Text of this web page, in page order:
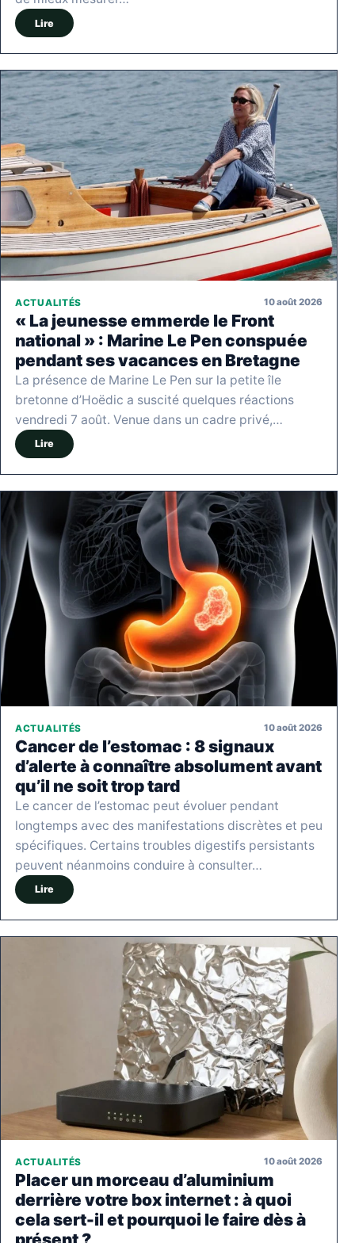
Lire
ACTUALITÉS 10 août 2026
« La jeunesse emmerde le Front
national » : Marine Le Pen conspuée
pendant ses vacances en Bretagne
La présence de Marine Le Pen sur la petite île
bretonne d’Hoëdic a suscité quelques réactions
vendredi 7 août. Venue dans un cadre privé,…
Lire
ACTUALITÉS 10 août 2026
Cancer de l’estomac : 8 signaux
d’alerte à connaître absolument avant
qu’il ne soit trop tard
Le cancer de l’estomac peut évoluer pendant
longtemps avec des manifestations discrètes et peu
spécifiques. Certains troubles digestifs persistants
peuvent néanmoins conduire à consulter…
Lire
ACTUALITÉS 10 août 2026
Placer un morceau d’aluminium
derrière votre box internet : à quoi
cela sert-il et pourquoi le faire dès à